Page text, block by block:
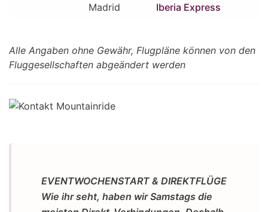
Madrid
Iberia Express
Alle Angaben ohne Gewähr, Flugpläne können von den
Fluggesellschaften abgeändert werden
EVENTWOCHENSTART & DIREKTFLÜGE
Wie ihr seht, haben wir Samstags die